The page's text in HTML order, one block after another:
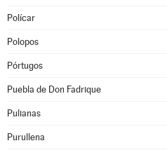
Polícar
Polopos
Pórtugos
Puebla de Don Fadrique
Pulianas
Purullena